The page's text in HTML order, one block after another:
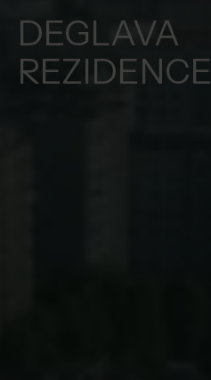
DEGLAVA
REZIDENCE